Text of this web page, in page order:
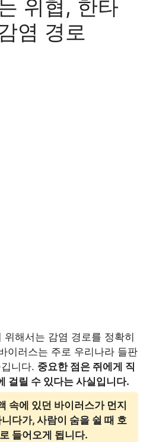
위협, 한타
염 경로
위해서는 감염 경로를 정확히
이러스는 주로 우리나라 들판
깁니다. 중요한 점은 쥐에게 직
걸릴 수 있다는 사실입니다.
속에 있던 바이러스가 먼지
다가, 사람이 숨을 쉴 때 호
들어오게 됩니다.